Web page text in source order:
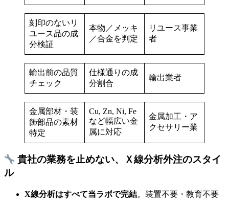
刻印のないリ
ユース品の成
分検証
本物／メッキ
／合金を判定
リユース事業
者
輸出前の品質
チェック
仕様通りの成
分割合
輸出業者
金属部材・装
飾部品の素材
特定
Cu, Zn, Ni, Fe
など幅広い金
属に対応
金属加工・ア
クセサリー業
貴社の業務を止めない、Ｘ線分析外注のスタイ
ル
X線分析はすべて当ラボで完結。装置不要・教育不要